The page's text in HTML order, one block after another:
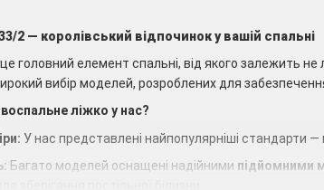
2 — королівський відпочинок у вашій спальні
головний елемент спальні, від якого залежить
вибір моделей, розроблених для
ліжко у нас?
У нас представлені найпопулярніші стандарти
Багато моделей оснащені надійними підйомними